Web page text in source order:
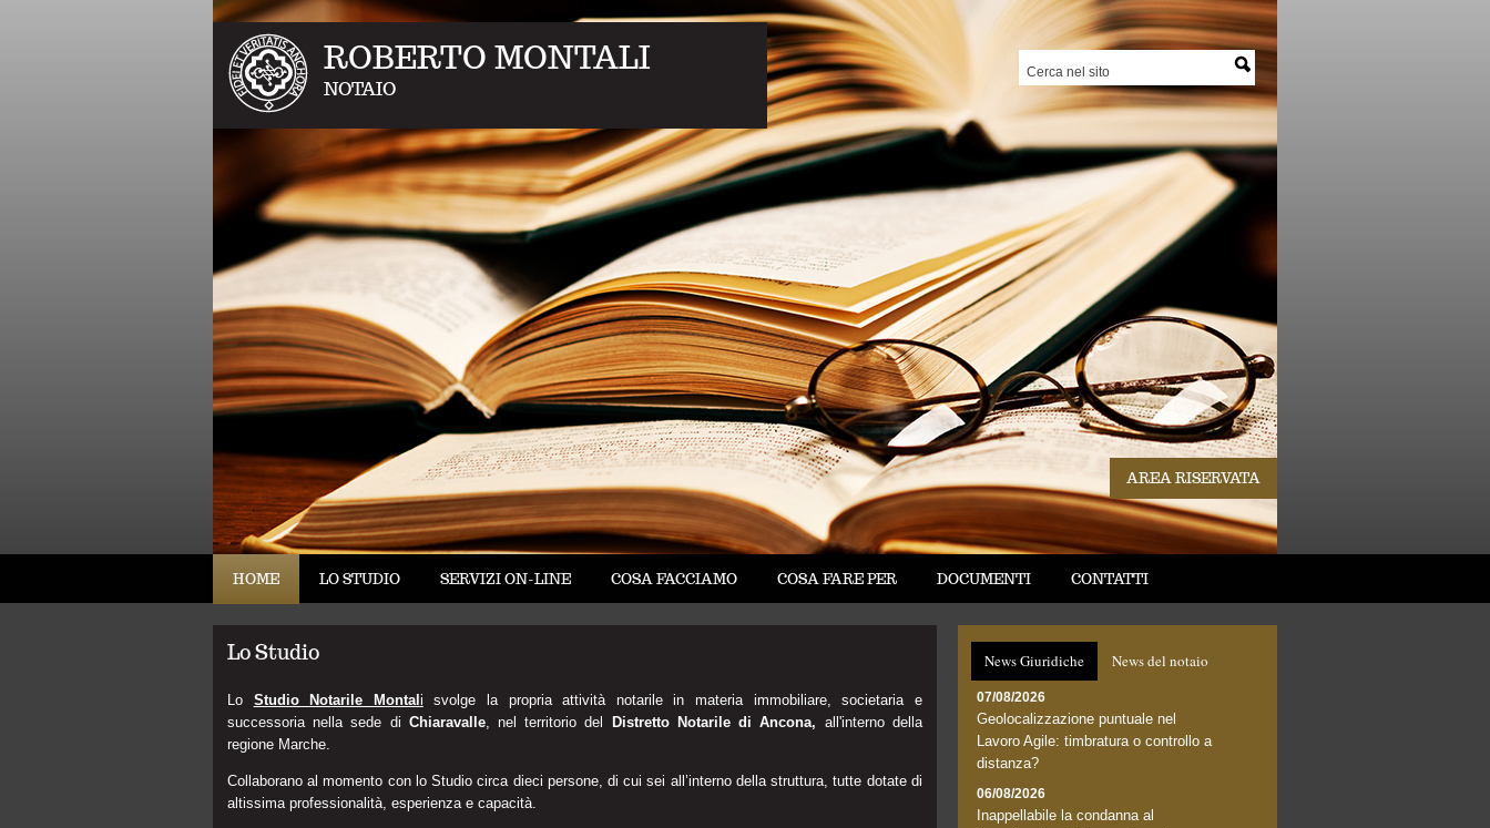
ROBERTO MONTALI
NOTAIO
AREA RISERVATA
HOME LO STUDIO SERVIZI ON-LINE COSA FACCIAMO COSA FARE PER DOCUMENTI CONTATTI
Lo Studio
Lo Studio Notarile Montal i svolge la propria attività notarile in materia immobiliare, societaria e
successoria nella sede di Chiaravalle, nel territorio del Distretto Notarile di Ancona, all'interno della
regione Marche.
Collaborano al momento con lo Studio circa dieci persone, di cui sei all’interno della struttura, tutte dotate di
altissima professionalità, esperienza e capacità.
News Giuridiche News del notaio
07/08/2026
Geolocalizzazione puntuale nel
Lavoro Agile: timbratura o controllo a
distanza?
06/08/2026
Inappellabile la condanna al